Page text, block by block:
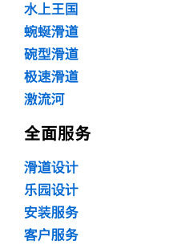
水上王国
蜿蜒滑道
碗型滑道
极速滑道
激流河
全面服务
滑道设计
乐园设计
安装服务
客户服务